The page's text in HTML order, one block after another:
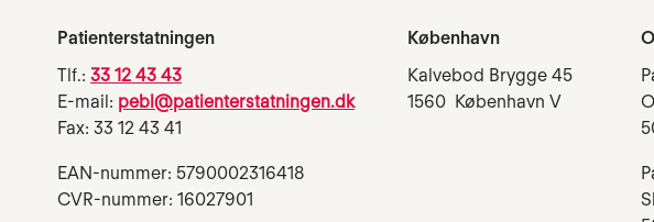
Patienterstatningen
Tlf.: 33 12 43 43
E-mail: pebl@patienterstatningen.dk
Fax: 33 12 43 41
EAN-nummer: 5790002316418
CVR-nummer: 16027901
København
Kalvebod Brygge 45
1560 København V